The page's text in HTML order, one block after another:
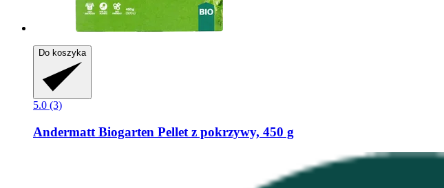
Do koszyka
5.0 (3)
Andermatt Biogarten Pellet z pokrzywy, 450 g